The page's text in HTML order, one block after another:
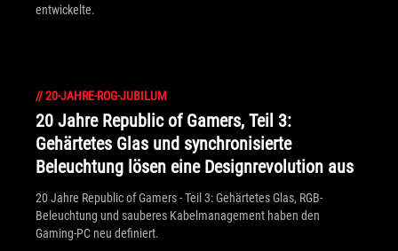
entwickelte.
//20-JAHRE-ROG-JUBILUM
20 Jahre Republic of Gamers, Teil 3:
Gehärtetes Glas und synchronisierte
Beleuchtung lösen eine Designrevolution aus
20 Jahre Republic of Gamers - Teil 3: Gehärtetes Glas, RGB-
Beleuchtung und sauberes Kabelmanagement haben den
Gaming-PC neu definiert.